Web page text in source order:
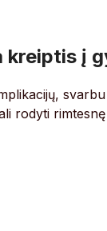
kreiptis į
rodyti